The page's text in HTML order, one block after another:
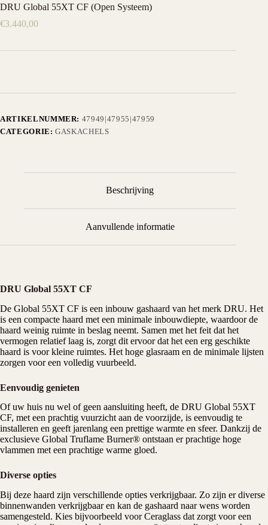
DRU Global 55XT CF (Open Systeem)
€3.440,00
ARTIKELNUMMER: 47949|47955|47959
CATEGORIE:GASKACHELS
Beschrijving
Aanvullende informatie
DRU Global 55XT CF
De Global 55XT CF is een inbouw gashaard van het merk DRU. Het
is een compacte haard met een minimale inbouwdiepte, waardoor de
haard weinig ruimte in beslag neemt. Samen met het feit dat het
vermogen relatief laag is, zorgt dit ervoor dat het een erg geschikte
haard is voor kleine ruimtes. Het hoge glasraam en de minimale lijsten
zorgen voor een volledig vuurbeeld.
Eenvoudig genieten
Of uw huis nu wel of geen aansluiting heeft, de DRU Global 55XT
CF, met een prachtig vuurzicht aan de voorzijde, is eenvoudig te
installeren en geeft jarenlang een prettige warmte en sfeer. Dankzij de
exclusieve Global Truflame Burner® ontstaan er prachtige hoge
vlammen met een prachtige warme gloed.
Diverse opties
Bij deze haard zijn verschillende opties verkrijgbaar. Zo zijn er diverse
binnenwanden verkrijgbaar en kan de gashaard naar wens worden
samengesteld. Kies bijvoorbeeld voor Ceraglass dat zorgt voor een